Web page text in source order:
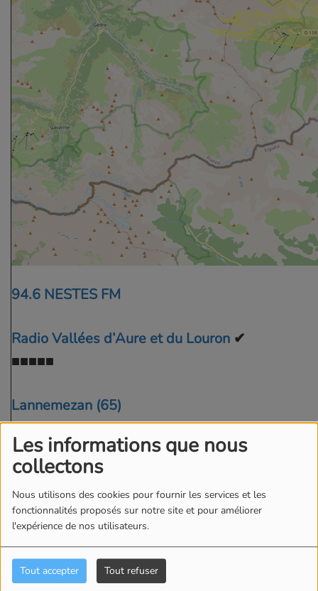
Les informations que nous
collectons
Nous utilisons des cookies pour fournir les services et les
fonctionnalités proposés sur notre site et pour améliorer
l'expérience de nos utilisateurs.
Tout accepter Tout refuser
94.6 NESTES FM
Radio Vallées d’Aure et du Louron ✔
■■■■■
Lannemezan (65)
Quartier du Lay, Escala
3.5 km - 1 kW, 84 dB - azimut 149°